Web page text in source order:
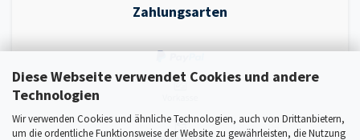
Diese Webseite verwendet Cookies und andere
Technologien
Wir verwenden Cookies und ähnliche Technologien, auch von Drittanbietern,
um die ordentliche Funktionsweise der Website zu gewährleisten, die Nutzung
Zahlungsarten